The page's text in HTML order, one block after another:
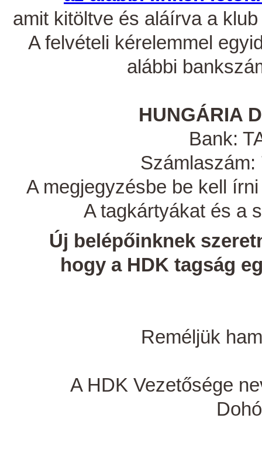
amit kitöltve és aláírva a
A felvételi kérelemmel
alábbi
HUNGÁRIA
Bank:
Számlaszám:
A megjegyzésbe be kell
A tagkártyákat és a
Új belépőinknek
hogy a HDK tagság
Reméljük
A HDK Vezetősége